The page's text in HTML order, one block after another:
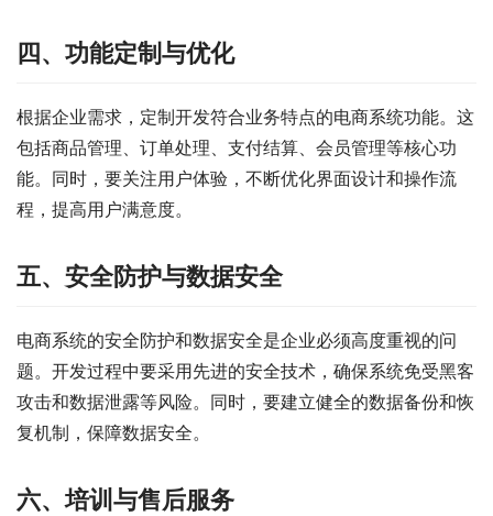
四、功能定制与优化
根据企业需求，定制开发符合业务特点的电商系统功能。这
包括商品管理、订单处理、支付结算、会员管理等核心功
能。同时，要关注用户体验，不断优化界面设计和操作流
程，提高用户满意度。
五、安全防护与数据安全
电商系统的安全防护和数据安全是企业必须高度重视的问
题。开发过程中要采用先进的安全技术，确保系统免受黑客
攻击和数据泄露等风险。同时，要建立健全的数据备份和恢
复机制，保障数据安全。
六、培训与售后服务